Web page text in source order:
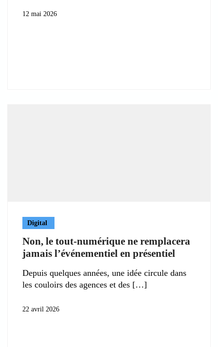
12 mai 2026
Digital
Non, le tout-numérique ne remplacera
jamais l’événementiel en présentiel
Depuis quelques années, une idée circule dans
les couloirs des agences et des
22 avril 2026